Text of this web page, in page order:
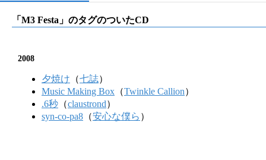
「 M3 Festa 」のタグのついたCD
2008
夕焼け （七誌）
Music Making Box （Twinkle Callion）
.6秒 （claustrond）
syn-co-pa8 （安心な僕ら ）